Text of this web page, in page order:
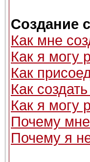
Создание
Как мне
Как я могу
Как
Как
Как я могу
Почему
Почему я